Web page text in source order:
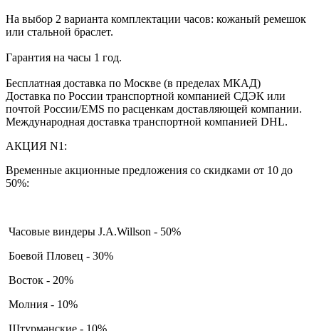
На выбор 2 варианта комплектации часов: кожаный ремешок
или стальной браслет.
Гарантия на часы 1 год.
Бесплатная доставка по Москве (в пределах МКАД)
Доставка по России транспортной компанией СДЭК или
почтой России/EMS по расценкам доставляющей компании.
Международная доставка транспортной компанией DHL.
АКЦИЯ N1:
Временные акционные предложения со скидками от 10 до
50%:
Часовые виндеры J.A.Willson - 50%
Боевой Пловец - 30%
Восток - 20%
Молния - 10%
Штурманские - 10%